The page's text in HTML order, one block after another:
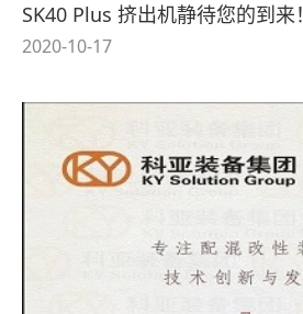
SK40 Plus 挤出机静待您的到来！
2020-10-17